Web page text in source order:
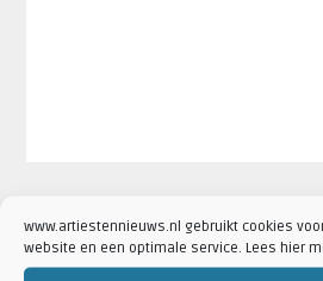
www.artiestennieuws.nl gebruikt cookies
website en een optimale service. Lees hier